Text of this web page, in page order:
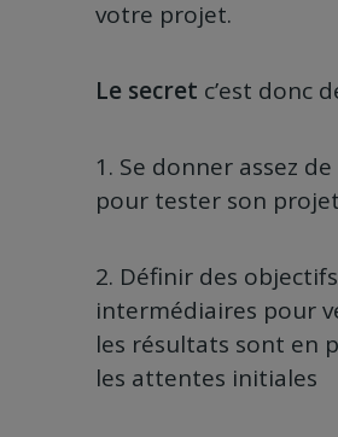
votre projet.
Le secret c’est donc
1. Se donner assez
pour tester son projet
2. Définir des objectifs
intermédiaires pour
les résultats sont en
les attentes initiales